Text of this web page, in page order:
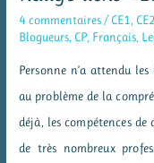
8
4 commentaires / CE1 CE2
Blogueurs CP Français
Personne n’a attendu
au problème de la
déjà, les compétences
de très nombreux